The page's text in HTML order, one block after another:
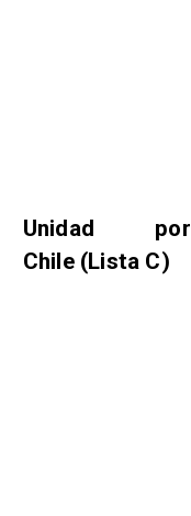
Unidad por
Chile (Lista C)